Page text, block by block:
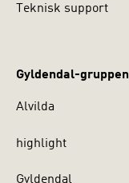
Teknisk support
Gyldendal-gruppen
Alvilda
highlight
Gyldendal